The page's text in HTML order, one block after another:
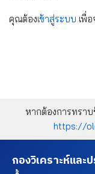
คุณต้องเข้าสู่ระบบ เพื่
หากต้องการทรา
https://
กองวิเคราะห์แล